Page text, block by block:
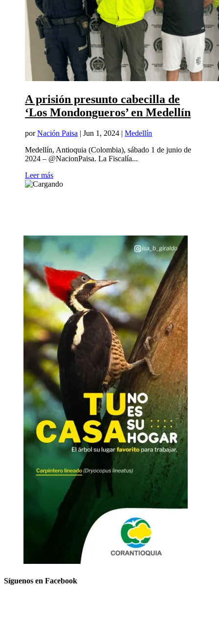
A prisión presunto cabecilla de
‘Los Mondongueros’ en Medellín
porNación Paisa |Jun 1, 2024 |Medellín
Medellín, Antioquia (Colombia), sábado 1 de junio de
2024 – @NacionPaisa. La Fiscalía...
Leer más
Síguenos en Facebook